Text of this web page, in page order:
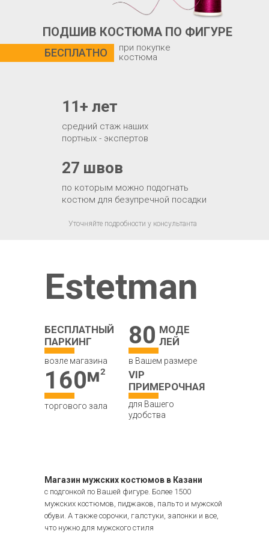
ПОДШИВ КОСТЮМА ПО ФИГУРЕ
БЕСПЛАТНО
по которым можно подогнать
костюм для безупречной посадки
27 швов
средний стаж наших
портных - экспертов
11+ лет
при покупке
костюма
Уточняйте подробности у консультанта
с подгонкой по Вашей фигуре. Более 1500
мужских костюмов, пиджаков, пальто и мужской
обуви. А также сорочки, галстуки, запонки и все,
что нужно для мужского стиля
Estetman
БЕСПЛАТНЫЙ
ПАРКИНГ
возле магазина
80 МОДЕ
ЛЕЙ
в Вашем размере
160
торгового зала
VIP
ПРИМЕРОЧНАЯ
для Вашего
удобства
Магазин мужских костюмов в Казани